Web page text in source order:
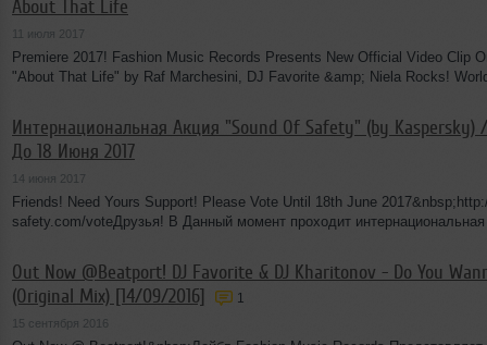
About That Life
11 июля 2017
Premiere 2017! Fashion Music Records Presents New Official Video Clip
"About That Life" by Raf Marchesini, DJ Favorite &amp; Niela Rocks!
Интернациональная Акция "Sound Of Safety" (by Kaspersky)
До 18 Июня 2017
14 июня 2017
Friends! Need Yours Support! Please Vote Until 18th June
safety.com/voteДрузья! В Данный момент проходит
Out Now @Beatport! DJ Favorite & DJ Kharitonov - Do You
(Original Mix) [14/09/2016]
1
15 сентября 2016